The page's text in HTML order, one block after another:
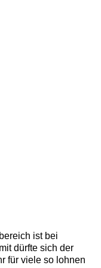
ist bei
dürfte sich der
für viele so lohnen